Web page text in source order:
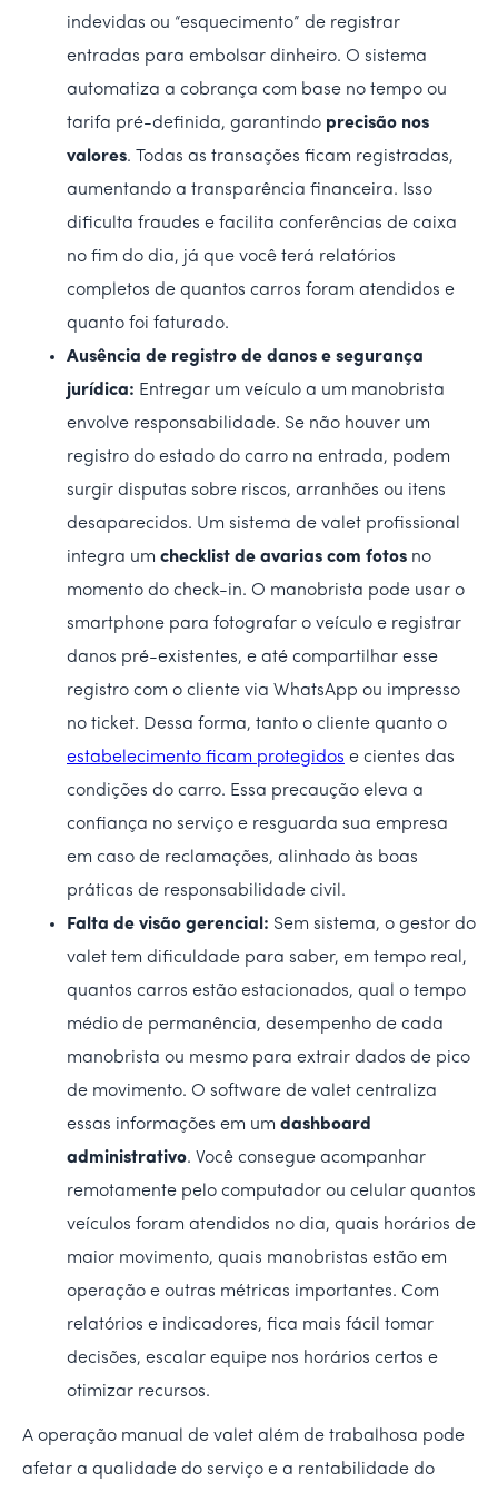
indevidas ou “esquecimento” de registrar
entradas para embolsar dinheiro. O sistema
automatiza a cobrança com base no tempo ou
tarifa pré-definida, garantindo precisão nos
valores. Todas as transações ficam registradas,
aumentando a transparência financeira. Isso
dificulta fraudes e facilita conferências de caixa
no fim do dia, já que você terá relatórios
completos de quantos carros foram atendidos e
quanto foi faturado.
Ausência de registro de danos e segurança
jurídica: Entregar um veículo a um manobrista
envolve responsabilidade. Se não houver um
registro do estado do carro na entrada, podem
surgir disputas sobre riscos, arranhões ou itens
desaparecidos. Um sistema de valet profissional
integra um checklist de avarias com fotos no
momento do check-in. O manobrista pode usar o
smartphone para fotografar o veículo e registrar
danos pré-existentes, e até compartilhar esse
registro com o cliente via WhatsApp ou impresso
no ticket. Dessa forma, tanto o cliente quanto o
estabelecimento ficam protegidos e cientes das
condições do carro. Essa precaução eleva a
confiança no serviço e resguarda sua empresa
em caso de reclamações, alinhado às boas
práticas de responsabilidade civil.
Falta de visão gerencial: Sem sistema, o gestor do
valet tem dificuldade para saber, em tempo real,
quantos carros estão estacionados, qual o tempo
médio de permanência, desempenho de cada
manobrista ou mesmo para extrair dados de pico
de movimento. O software de valet centraliza
essas informações em um dashboard
administrativo. Você consegue acompanhar
remotamente pelo computador ou celular quantos
veículos foram atendidos no dia, quais horários de
maior movimento, quais manobristas estão em
operação e outras métricas importantes. Com
relatórios e indicadores, fica mais fácil tomar
decisões, escalar equipe nos horários certos e
otimizar recursos.
A operação manual de valet além de trabalhosa pode
afetar a qualidade do serviço e a rentabilidade do